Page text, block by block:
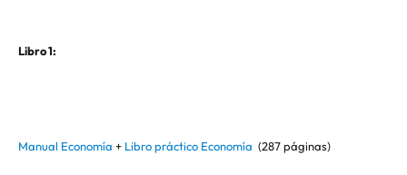
Libro 1:
Manual Economía + Libro práctico Economía (287 páginas)